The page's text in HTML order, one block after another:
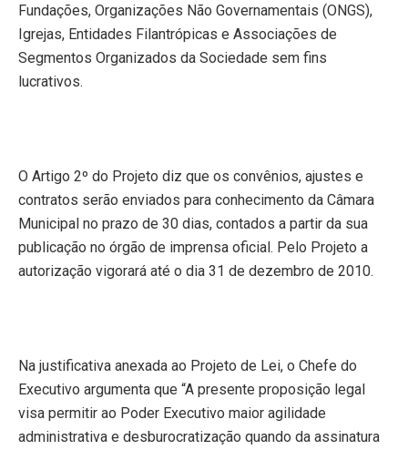
Fundações, Organizações Não Governamentais (ONGS),
Igrejas, Entidades Filantrópicas e Associações de
Segmentos Organizados da Sociedade sem fins
lucrativos.
O Artigo 2º do Projeto diz que os convênios, ajustes e
contratos serão enviados para conhecimento da Câmara
Municipal no prazo de 30 dias, contados a partir da sua
publicação no órgão de imprensa oficial. Pelo Projeto a
autorização vigorará até o dia 31 de dezembro de 2010.
Na justificativa anexada ao Projeto de Lei, o Chefe do
Executivo argumenta que “A presente proposição legal
visa permitir ao Poder Executivo maior agilidade
administrativa e desburocratização quando da assinatura